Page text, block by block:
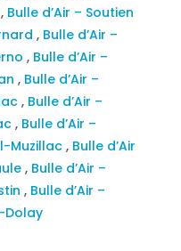
, Bulle d’Air – Soutien
, Bulle d’Air –
, Bulle d’Air –
, Bulle d’Air –
, Bulle d’Air –
, Bulle d’Air –
Muzillac , Bulle d’Air
, Bulle d’Air –
, Bulle d’Air –
Dolay